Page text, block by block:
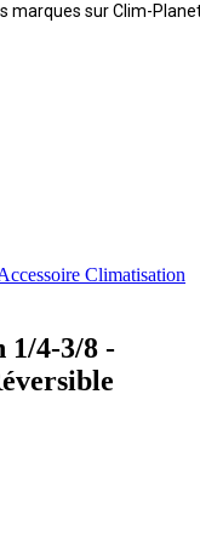
marques sur Clim-
Climatisation
1/4-3/8 -